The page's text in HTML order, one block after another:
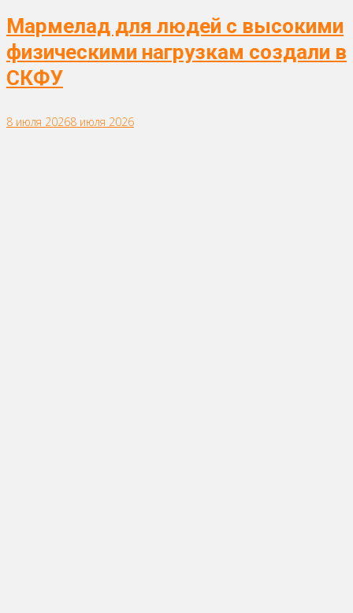
Мармелад для людей с высокими
физическими нагрузкам создали в
СКФУ
8 июля 20268 июля 2026